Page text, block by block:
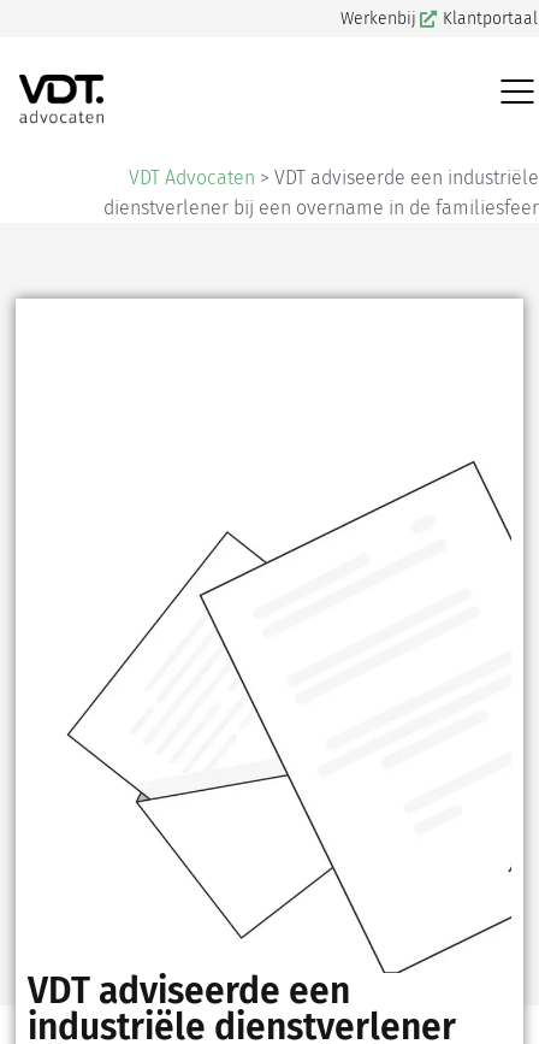
Werkenbij Klantportaal
VDT Advocaten > VDT adviseerde een industriële
dienstverlener bij een overname in de familiesfeer
VDT adviseerde een
industriële dienstverlener